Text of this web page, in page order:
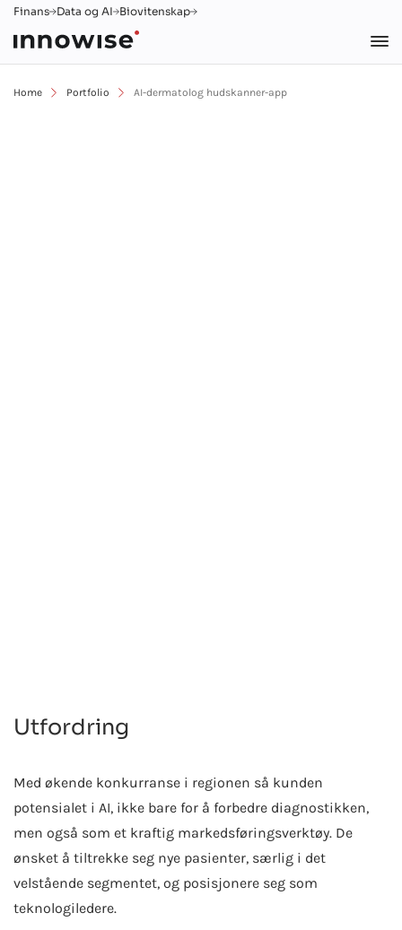
Finans Data og AI Biovitenskap
Home Portfolio AI-dermatolog hudskanner-app
Utfordring
Med økende konkurranse i regionen så kunden
potensialet i AI, ikke bare for å forbedre diagnostikken,
men også som et kraftig markedsføringsverktøy. De
ønsket å tiltrekke seg nye pasienter, særlig i det
velstående segmentet, og posisjonere seg som
teknologiledere.